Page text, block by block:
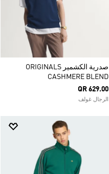
صدرية الكشمير ORIGINALS
CASHMERE BLEND
QR 629.00
الرجال غولف